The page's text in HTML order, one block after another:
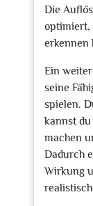
Die
optimiert,
erkennen
Ein
seine
spielen.
kannst
machen
Dadurch
Wirkung